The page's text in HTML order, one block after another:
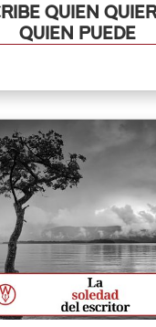
quien
quien puede